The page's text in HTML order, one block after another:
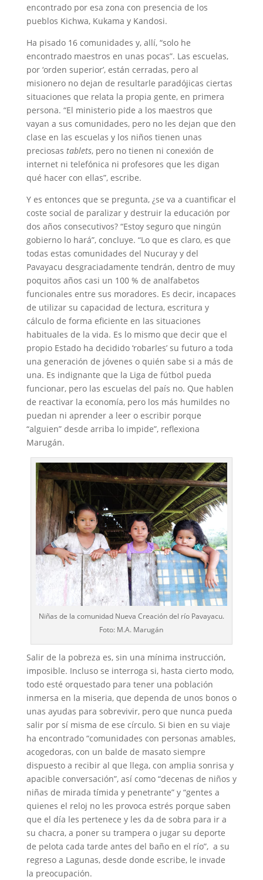
encontrado por esa zona con presencia de los
pueblos Kichwa, Kukama y Kandosi.
Ha pisado 16 comunidades y, allí, “solo he
encontrado maestros en unas pocas”. Las escuelas,
por ‘orden superior’, están cerradas, pero al
misionero no dejan de resultarle paradójicas ciertas
situaciones que relata la propia gente, en primera
persona. “El ministerio pide a los maestros que
vayan a sus comunidades, pero no les dejan que den
clase en las escuelas y los niños tienen unas
preciosas tablets, pero no tienen ni conexión de
internet ni telefónica ni profesores que les digan
qué hacer con ellas”, escribe.
Y es entonces que se pregunta, ¿se va a cuantificar el
coste social de paralizar y destruir la educación por
dos años consecutivos? “Estoy seguro que ningún
gobierno lo hará”, concluye. “Lo que es claro, es que
todas estas comunidades del Nucuray y del
Pavayacu desgraciadamente tendrán, dentro de muy
poquitos años casi un 100 % de analfabetos
funcionales entre sus moradores. Es decir, incapaces
de utilizar su capacidad de lectura, escritura y
cálculo de forma eficiente en las situaciones
habituales de la vida. Es lo mismo que decir que el
propio Estado ha decidido ‘robarles’ su futuro a toda
una generación de jóvenes o quién sabe si a más de
una. Es indignante que la Liga de fútbol pueda
funcionar, pero las escuelas del país no. Que hablen
de reactivar la economía, pero los más humildes no
puedan ni aprender a leer o escribir porque
“alguien” desde arriba lo impide”, reflexiona
Marugán.
Niñas de la comunidad Nueva Creación del río Pavayacu.
Foto: M.A. Marugán
Salir de la pobreza es, sin una mínima instrucción,
imposible. Incluso se interroga si, hasta cierto modo,
todo esté orquestado para tener una población
inmersa en la miseria, que dependa de unos bonos o
unas ayudas para sobrevivir, pero que nunca pueda
salir por sí misma de ese círculo. Si bien en su viaje
ha encontrado “comunidades con personas amables,
acogedoras, con un balde de masato siempre
dispuesto a recibir al que llega, con amplia sonrisa y
apacible conversación”, así como “decenas de niños y
niñas de mirada tímida y penetrante” y “gentes a
quienes el reloj no les provoca estrés porque saben
que el día les pertenece y les da de sobra para ir a
su chacra, a poner su trampera o jugar su deporte
de pelota cada tarde antes del baño en el río”, a su
regreso a Lagunas, desde donde escribe, le invade
la preocupación.